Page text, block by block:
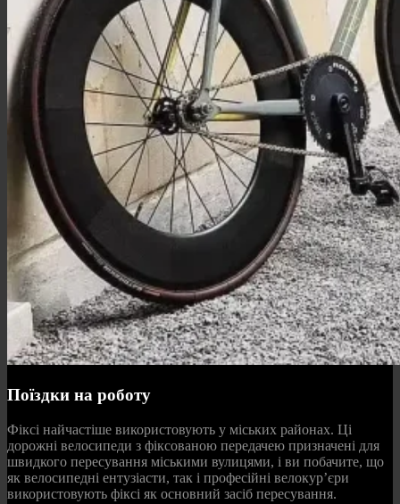
Поїздки на роботу
Фіксі найчастіше використовують у міських районах. Ці
дорожні велосипеди з фіксованою передачею призначені для
швидкого пересування міськими вулицями, і ви побачите, що
як велосипедні ентузіасти, так і професійні велокур’єри
використовують фіксі як основний засіб пересування.